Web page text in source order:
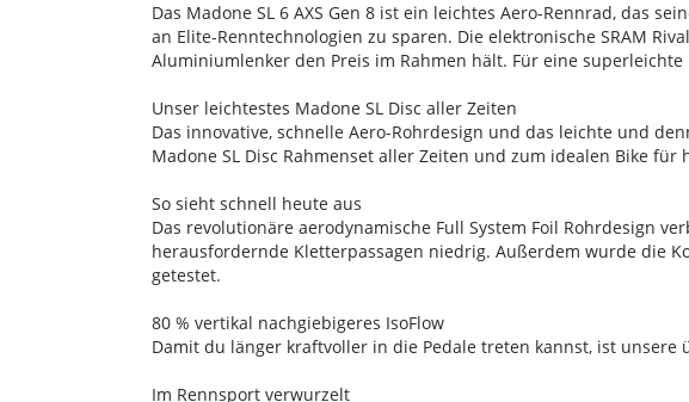
Das Madone SL 6 AXS Gen 8 ist ein leichtes Aero-Rennrad, das
an Elite-Renntechnologien zu sparen. Die elektronische SRAM
Aluminiumlenker den Preis im Rahmen hält. Für eine
Unser leichtestes Madone SL Disc aller Zeiten
Das innovative, schnelle Aero-Rohrdesign und das leichte und
Madone SL Disc Rahmenset aller Zeiten und zum idealen Bike für
So sieht schnell heute aus
Das revolutionäre aerodynamische Full System Foil Rohrdesign
herausfordernde Kletterpassagen niedrig. Außerdem wurde die
getestet.
80 % vertikal nachgiebigeres IsoFlow
Damit du länger kraftvoller in die Pedale treten kannst, ist
Im Rennsport verwurzelt